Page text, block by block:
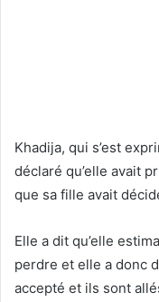
Khadija, qui s’est
déclaré qu’elle avait
que sa fille avait
Elle a dit qu’elle
perdre et elle a donc
accepté et ils sont